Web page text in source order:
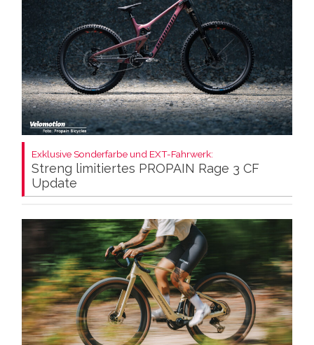
Exklusive Sonderfarbe und EXT-Fahrwerk:
Streng limitiertes PROPAIN Rage 3 CF
Update